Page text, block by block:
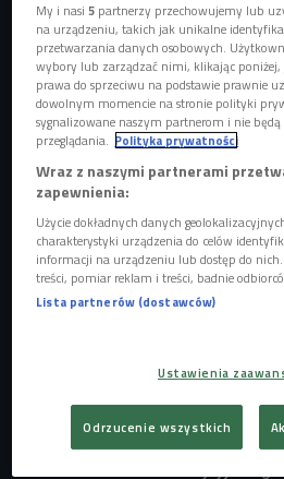
Parlament Europejski Foto: Diliff/CC BY-SA
Słowo "merde" jako przekleństwo
Podobno je wypowiedział, gdy
Clarke'a Maria Jaszczurowska.
My i nasi5 partnerzy przechowujemy lub
na urządzeniu, takich jak unikalne
przetwarzania danych osobowych.
wybory lub zarządzać nimi, klikając poniżej,
prawa do sprzeciwu na podstawie prawnie
dowolnym momencie na stronie polityki
sygnalizowane naszym partnerom i nie
przeglądania. Polityka prywatności
Wraz z naszymi partnerami
zapewnienia:
Użycie dokładnych danych
charakterystyki urządzenia do celów
informacji na urządzeniu lub dostęp do
treści, pomiar reklam i treści, badnie
Lista partnerów (dostawców)
Ustawienia
Odrzucenie wszystkich